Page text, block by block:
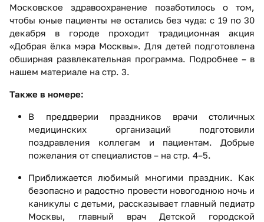
Московское здравоохранение позаботилось о том,
чтобы юные пациенты не остались без чуда: с 19 по 30
декабря в городе проходит традиционная акция
«Добрая ёлка мэра Москвы». Для детей подготовлена
обширная развлекательная программа. Подробнее – в
нашем материале на стр. 3.
Также в номере:
В преддверии праздников врачи столичных
медицинских организаций подготовили
поздравления коллегам и пациентам. Добрые
пожелания от специалистов – на стр. 4–5.
Приближается любимый многими праздник. Как
безопасно и радостно провести новогоднюю ночь и
каникулы с детьми, рассказывает главный педиатр
Москвы, главный врач Детской городской